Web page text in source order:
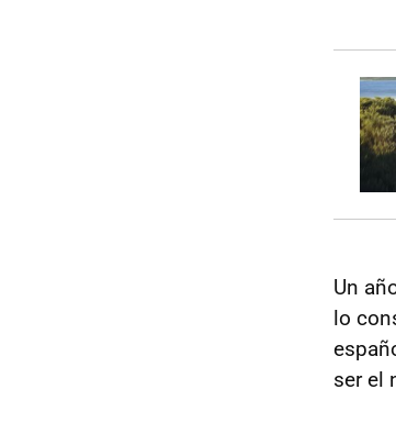
Un
lo
ser el